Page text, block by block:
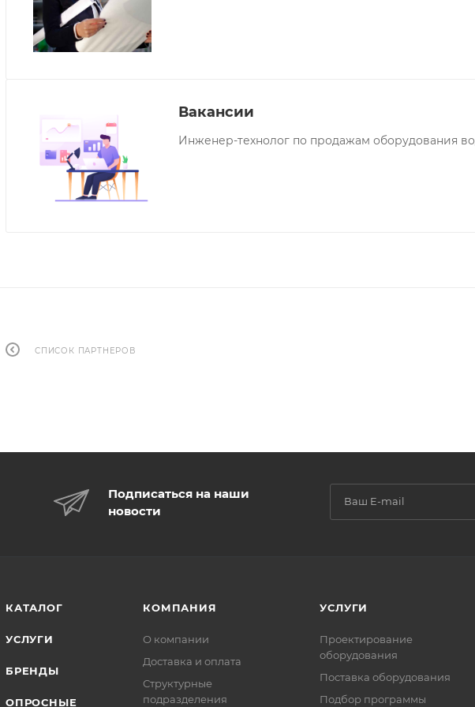
Вакансии
Инженер-технолог по продажам оборудования
СПИСОК ПАРТНЕРОВ
Подписаться на наши
новости
КАТАЛОГ
УСЛУГИ
БРЕНДЫ
ОПРОСНЫЕ
КОМПАНИЯ
О компании
Доставка и оплата
Структурные
подразделения
УСЛУГИ
Проектирование
оборудования
Поставка оборудования
Подбор программы